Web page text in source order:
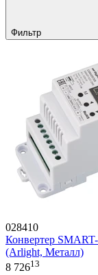
Фильтр
028410
Конвертер
(Arlight, Металл)
8 72613